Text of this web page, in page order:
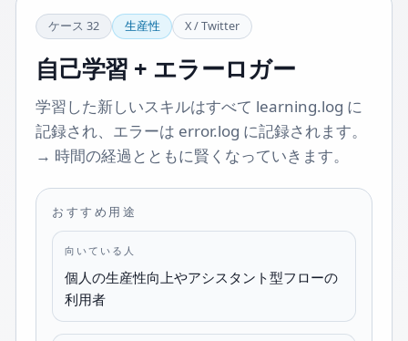
ケース 32 生産性 X / Twitter
自己学習 + エラーロガー
学習した新しいスキルはすべて learning.log に
記録され、エラーは error.log に記録されます。
→ 時間の経過とともに賢くなっていきます。
おすすめ用途
向いている人
個人の生産性向上やアシスタント型フローの
利用者